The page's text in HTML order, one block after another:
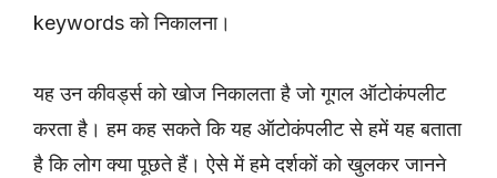
keywords को निकालना।
यह उन कीवर्ड्स को खोज निकालता है जो गूगल ऑटोकंपलीट
करता है। हम कह सकते कि यह ऑटोकंपलीट से हमें यह बताता
है कि लोग क्या पूछते हैं। ऐसे में हमे दर्शकों को खुलकर जानने